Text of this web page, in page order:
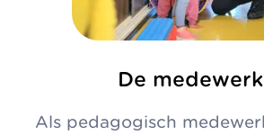
De
Als pedagogisch